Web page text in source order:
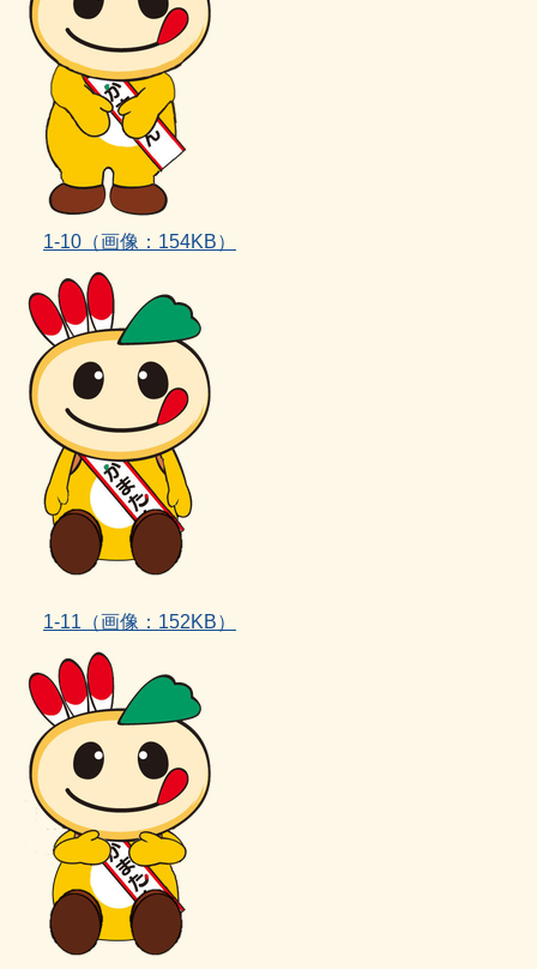
1‐10（画像：154KB）
1‐11 （画像：152KB）